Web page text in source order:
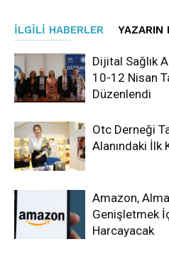
İLGILI HABERLER YAZARIN
Dijital Sağlık
10-12 Nisan
Düzenlendi
Otc Derneği
Alanındaki İlk
Amazon,
Genişletmek
Harcayacak